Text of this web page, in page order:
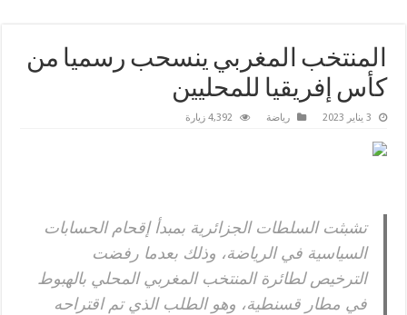
المنتخب المغربي ينسحب رسميا من
كأس إفريقيا للمحليين
3 يناير 2023 رياضة 4,392 زيارة
تشبثت السلطات الجزائرية بمبدأ إقحام الحسابات
السياسية في الرياضة، وذلك بعدما رفضت
الترخيص لطائرة المنتخب المغربي المحلي بالهبوط
في مطار قسنطية، وهو الطلب الذي تم اقتراحه